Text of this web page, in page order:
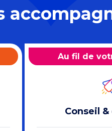
Au fil de
Conseil